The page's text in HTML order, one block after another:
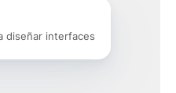
diseñar interfaces